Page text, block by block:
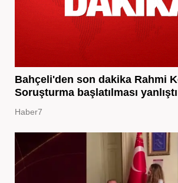
Bahçeli'den son dakika Rahmi
Soruşturma başlatılması
Haber7